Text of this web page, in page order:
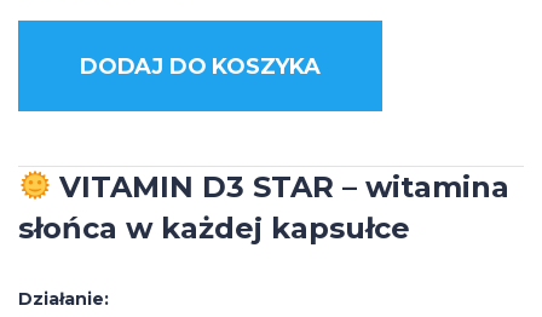
DODAJ DO KOSZYKA
VITAMIN D3 STAR – witamina
słońca w każdej kapsułce
Działanie: